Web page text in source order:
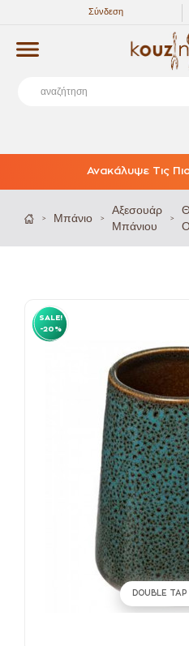
Σύνδεση
Ανακάλυψε Τις
> Μπάνιο >
Αξεσουάρ
Μπάνιου
>
SALE!
-20%
DOUBLE